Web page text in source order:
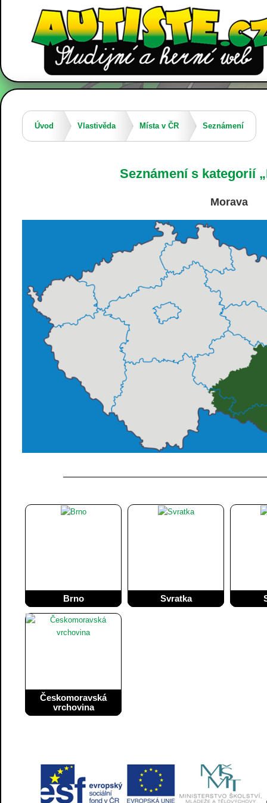
Úvod Vlastivěda Místa v ČR Seznámení
Seznámení s kategorií
Morava
Brno Svratka
Českomoravská
vrchovina